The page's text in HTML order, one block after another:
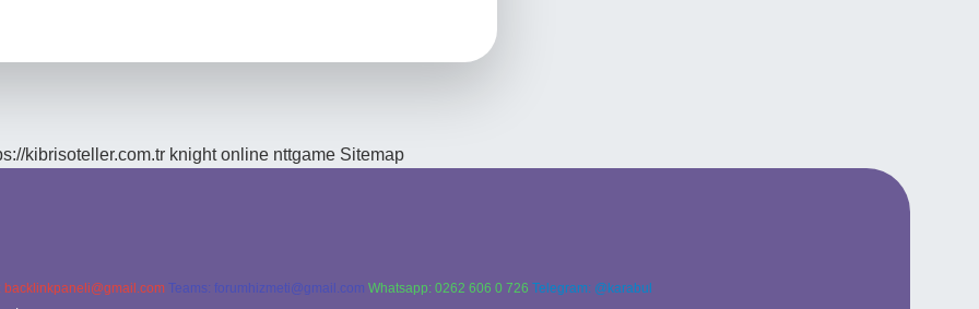
kibrisoteller.com.tr knight online nttgame Sitemap
backlinkpaneli@gmail.com Teams: forumhizmeti@gmail.com Whatsapp: 0262 606 0 726 Telegram: @karabul